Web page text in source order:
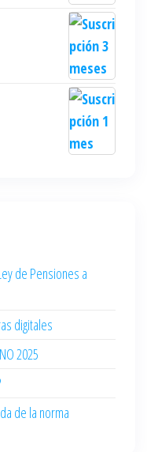
de Pensiones a
digitales
2025
de la norma